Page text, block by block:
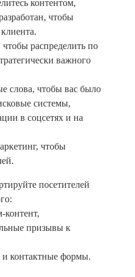
контентом,
чтобы
распределить по
важного
слова, чтобы вас было
системы,
в соцсетях и на
чтобы
посетителей
контент,
призывы к
и контактные формы.